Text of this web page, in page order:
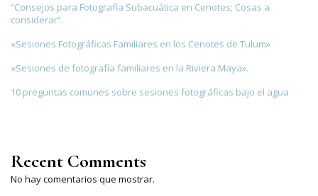
“Consejos para Fotografía Subacuática en Cenotes; Cosas a
considerar”.
«Sesiones Fotográficas Familiares en los Cenotes de Tulum»
«Sesiones de fotografía familiares en la Riviera Maya».
10 preguntas comunes sobre sesiones fotográficas bajo el agua
Recent Comments
No hay comentarios que mostrar.